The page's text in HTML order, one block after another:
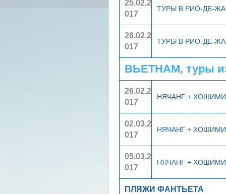
25.02.2
017
ТУРЫ В РИО-ДЕ-
26.02.2
017
ТУРЫ В РИО-ДЕ-
ВЬЕТНАМ, туры
26.02.2
017
НЯЧАНГ +
02.03.2
017
НЯЧАНГ +
05.03.2
017
НЯЧАНГ +
ПЛЯЖИ ФАНТЬЕТА